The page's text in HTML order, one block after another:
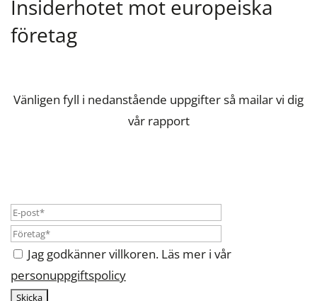
Insiderhotet mot europeiska
företag
Vänligen fyll i nedanstående uppgifter så mailar vi dig
vår rapport
Jag godkänner villkoren. Läs mer i vår
personuppgiftspolicy